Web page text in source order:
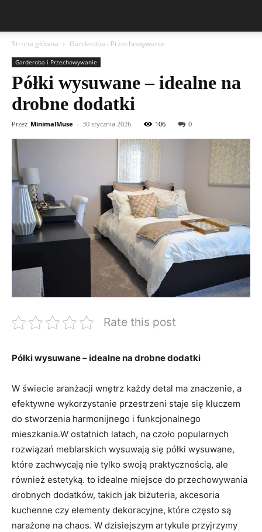
Strona główna Garderoba i Przechowywanie
Garderoba i Przechowywanie
Półki wysuwane – idealne na
drobne dodatki
Przez MinimalMuse - 30 stycznia 2026 106 0
Rate this post
Półki wysuwane –​ idealne na drobne dodatki
W świecie aranżacji wnętrz każdy detal⁢ ma‍ znaczenie, ‌a
efektywne⁣ wykorzystanie​ przestrzeni staje⁣ się kluczem
do stworzenia harmonijnego​ i ⁢funkcjonalnego⁤
mieszkania.W‍ ostatnich latach, na czoło popularnych
rozwiązań meblarskich‍ wysuwają się półki wysuwane,
‍które ​zachwycają nie tylko swoją ⁤praktycznością, ⁢ale
również estetyką.⁤ to idealne miejsce do ⁢przechowywania
drobnych dodatków, takich⁢ jak biżuteria, akcesoria
kuchenne czy‍ elementy‍ dekoracyjne,​ które często są
narażone na chaos.⁤ W dzisiejszym artykule przyjrzymy